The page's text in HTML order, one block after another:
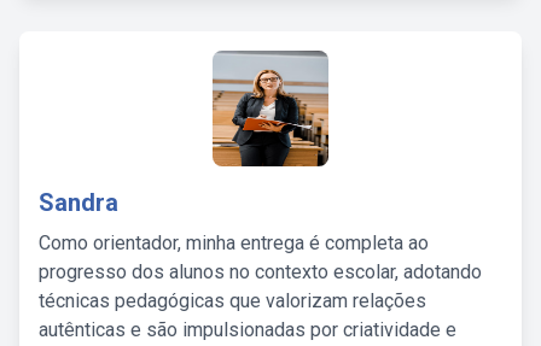
Sandra
Como orientador, minha entrega é completa ao
progresso dos alunos no contexto escolar, adotando
técnicas pedagógicas que valorizam relações
autênticas e são impulsionadas por criatividade e